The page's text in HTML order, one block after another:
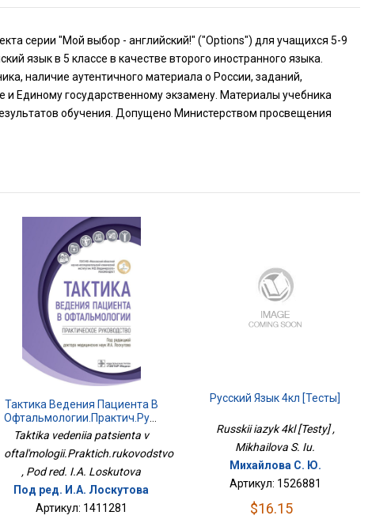
серии "Мой выбор - английский!" ("Options") для учащихся 5-9
язык в 5 классе в качестве второго иностранного языка.
наличие аутентичного материала о России, заданий,
и Единому государственному экзамену. Материалы учебника
обучения. Допущено Министерством просвещения
Тактика Ведения Пациента В
Taktika vedeniia patsienta v
oftal'mologii.Praktich.rukovodstvo
, Pod red. I.A. Loskutova
Под ред. И.А. Лоскутова
Артикул: 1411281
Русский Язык 4кл [Тесты]
Russkii iazyk 4kl [Testy] ,
Mikhailova S. Iu.
Михайлова С. Ю.
Артикул: 1526881
$16.15